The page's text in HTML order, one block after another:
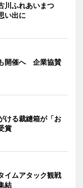
川ふれあいまつ
い出に
開催へ 企業協賛
ける裁縫箱が「お
賞
イムアタック観戦
結